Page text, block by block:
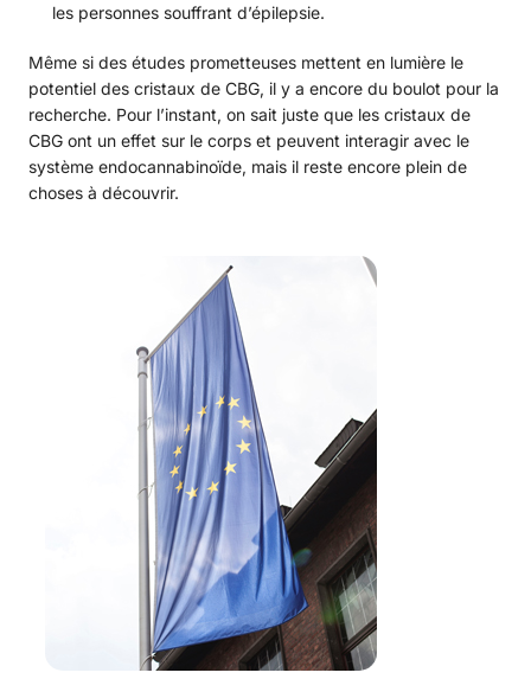
les personnes souffrant d’épilepsie.
Même si des études prometteuses mettent en lumière le
potentiel des cristaux de CBG, il y a encore du boulot pour la
recherche. Pour l’instant, on sait juste que les cristaux de
CBG ont un effet sur le corps et peuvent interagir avec le
système endocannabinoïde, mais il reste encore plein de
choses à découvrir.